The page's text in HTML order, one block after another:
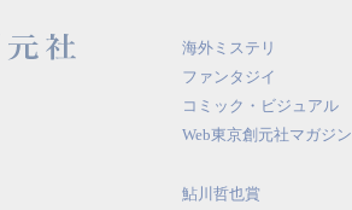
海外ミステリ
ファンタジイ
コミック・ビジュアル
Web東京創元社マガジン
鮎川哲也賞